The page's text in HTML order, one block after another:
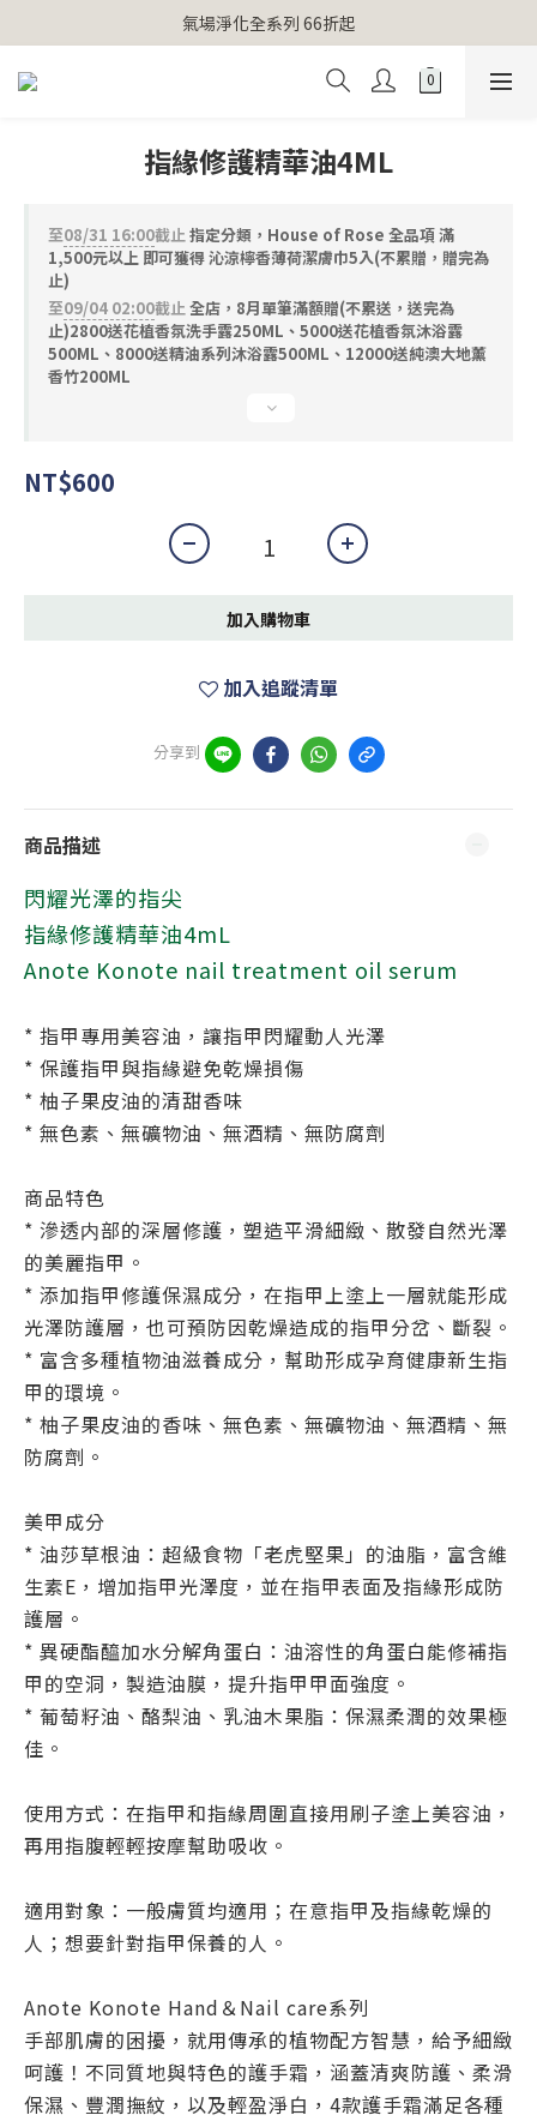
【官網獨家】首次消費 不限金額 即送 香遇熊超人行李吊牌
氣場淨化全系列 66折起
【官網獨家】首次消費 不限金額 即送 香遇熊超人行李吊牌
指緣修護精華油4ML
至08/31 16:00截止指定分類，House of Rose 全品項 滿
1,500元以上 即可獲得 沁涼檸香薄荷潔膚巾5入(不累贈，贈完為
止)
至09/04 02:00截止全店，8月單筆滿額贈(不累送，送完為
止)2800送花植香氛洗手露250ML、5000送花植香氛沐浴露
500ML、8000送精油系列沐浴露500ML、12000送純澳大地薰
香竹200ML
NT$600
加入購物車
加入追蹤清單
分享到
商品描述
閃耀光澤的指尖
指緣修護精華油4mL
Anote Konote nail treatment oil serum
* 指甲專用美容油，讓指甲閃耀動人光澤
* 保護指甲與指緣避免乾燥損傷
* 柚子果皮油的清甜香味
* 無色素、無礦物油、無酒精、無防腐劑
商品特色
* 滲透内部的深層修護，塑造平滑細緻、散發自然光澤
的美麗指甲。
* 添加指甲修護保濕成分，在指甲上塗上一層就能形成
光澤防護層，也可預防因乾燥造成的指甲分岔、斷裂。
* 富含多種植物油滋養成分，幫助形成孕育健康新生指
甲的環境。
* 柚子果皮油的香味、無色素、無礦物油、無酒精、無
防腐劑。
美甲成分
* 油莎草根油：超級食物「老虎堅果」的油脂，富含維
生素E，增加指甲光澤度，並在指甲表面及指緣形成防
護層。
* 異硬酯醯加水分解角蛋白：油溶性的角蛋白能修補指
甲的空洞，製造油膜，提升指甲甲面強度。
* 葡萄籽油、酪梨油、乳油木果脂：保濕柔潤的效果極
佳。
使用方式：在指甲和指緣周圍直接用刷子塗上美容油，
再用指腹輕輕按摩幫助吸收。
適用對象：一般膚質均適用；在意指甲及指緣乾燥的
人；想要針對指甲保養的人。
Anote Konote Hand＆Nail care系列
手部肌膚的困擾，就用傳承的植物配方智慧，給予細緻
呵護！不同質地與特色的護手霜，涵蓋清爽防護、柔滑
保濕、豐潤撫紋，以及輕盈淨白，4款護手霜滿足各種